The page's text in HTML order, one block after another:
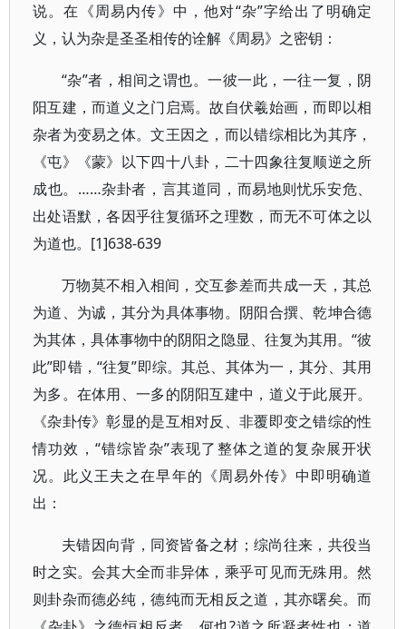
说。在《周易内传》中，他对“杂”字给出了明确定
义，认为杂是圣圣相传的诠解《周易》之密钥：
“杂”者，相间之谓也。一彼一此，一往一复，阴
阳互建，而道义之门启焉。故自伏羲始画，而即以相
杂者为变易之体。文王因之，而以错综相比为其序，
《屯》《蒙》以下四十八卦，二十四象往复顺逆之所
成也。……杂卦者，言其道同，而易地则忧乐安危、
出处语默，各因乎往复循环之理数，而无不可体之以
为道也。[1]638-639
万物莫不相入相间，交互参差而共成一天，其总
为道、为诚，其分为具体事物。阴阳合撰、乾坤合德
为其体，具体事物中的阴阳之隐显、往复为其用。“彼
此”即错，“往复”即综。其总、其体为一，其分、其用
为多。在体用、一多的阴阳互建中，道义于此展开。
《杂卦传》彰显的是互相对反、非覆即变之错综的性
情功效，“错综皆杂”表现了整体之道的复杂展开状
况。此义王夫之在早年的《周易外传》中即明确道
出：
夫错因向背，同资皆备之材；综尚往来，共役当
时之实。会其大全而非异体，乘乎可见而无殊用。然
则卦杂而德必纯，德纯而无相反之道，其亦曙矣。而